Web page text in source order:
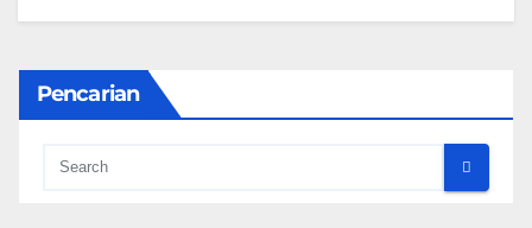
Pencarian